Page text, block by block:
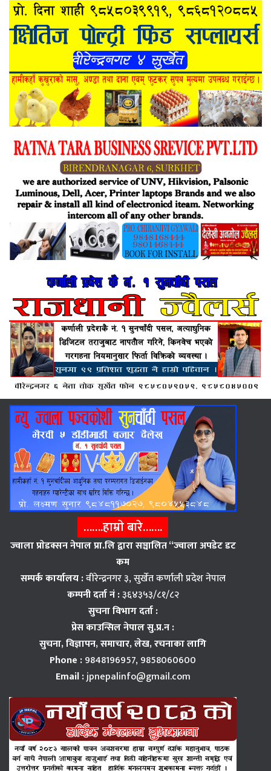
…….हाम्राे बारे…….
ज्वाला प्राेडक्सन नेपाल प्रा.लि द्वारा सञ्चालित “ज्वाला अपडेट डट
कम
सम्पर्क कार्यालय :वीरेन्द्रनगर ३, सुर्खेत कर्णाली प्रदेश नेपाल
कम्पनी दर्ता नं :३६४३५३/८१/८२
सुचना विभाग दर्ता :
प्रेस काउन्सिल नेपाल सु.प्र.न :
सुचना, विज्ञापन,समाचार, लेख, रचनाका लागि
Phone :9848196957, 9858060600
Email :jpnepalinfo@gmail.com